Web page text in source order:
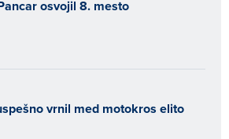
osvojil 8. mesto
vrnil med motokros elito